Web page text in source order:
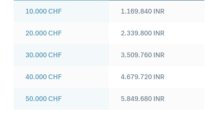
10.000CHF
20.000CHF
30.000CHF
40.000CHF
50.000CHF
1.169.840 INR
2.339.800 INR
3.509.760 INR
4.679.720 INR
5.849.680 INR